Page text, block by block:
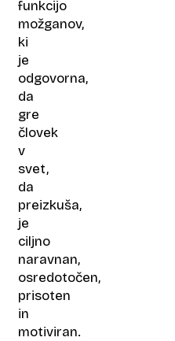
funkcijo
možganov,
ki
je
odgovorna,
da
gre
človek
v
svet,
da
preizkuša,
je
ciljno
naravnan,
osredotočen,
prisoten
in
motiviran.